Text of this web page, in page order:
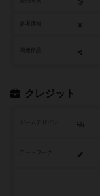
参考価格
関連作品
クレジット
ゲームデザイン
アートワーク